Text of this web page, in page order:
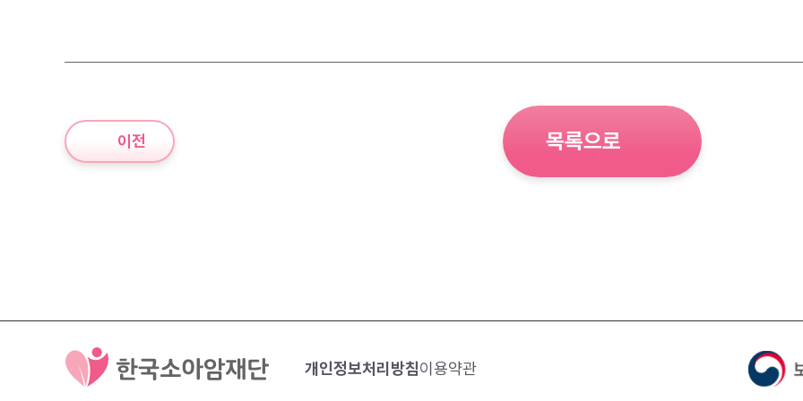
이전 목록으로
개인정보처리방침이용약관